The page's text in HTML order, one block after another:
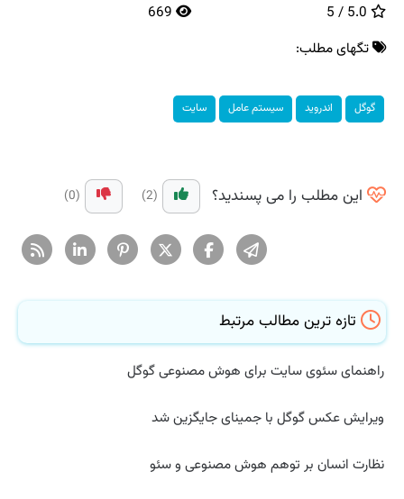
تگهای مطلب:
گوگل اندروید سیستم عامل سایت
این مطلب را می پسندید؟ (2)
(0)
تازه ترین مطالب مرتبط
راهنمای سئوی سایت برای هوش مصنوعی گوگل
ویرایش عکس گوگل با جمینای جایگزین شد
نظارت انسان بر توهم هوش مصنوعی و سئو